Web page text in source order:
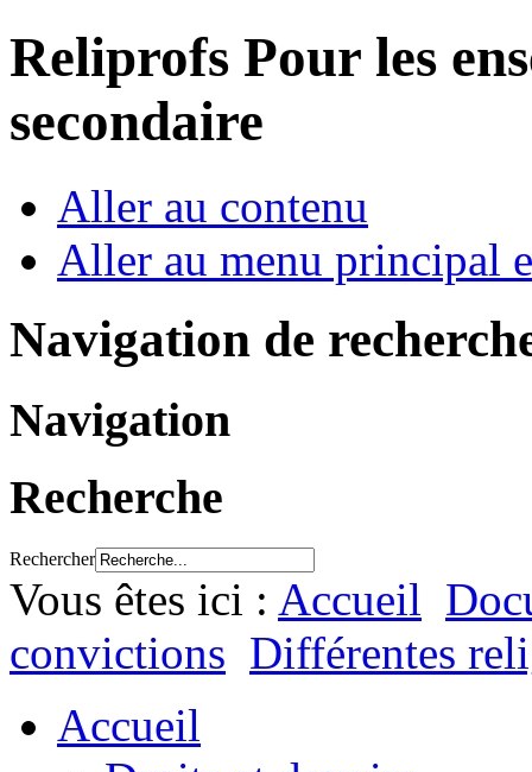
Reliprofs Pour les
secondaire
Aller au contenu
Aller au menu principal
Navigation de
Navigation
Recherche
Rechercher
Vous êtes ici : Accueil
convictions Différentes
Accueil